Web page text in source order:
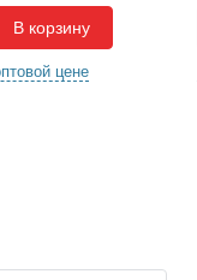
В корзину
цене